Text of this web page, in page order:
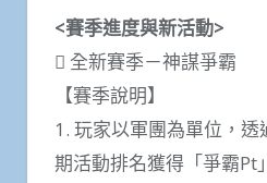
<賽季進度與新活動>
 全新賽季－神謀爭霸
【賽季說明】
1. 玩家以軍團為單位，
期活動排名獲得「爭霸Pt